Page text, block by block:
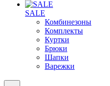
SALE
Комбинезоны
Комплекты
Куртки
Брюки
Шапки
Варежки